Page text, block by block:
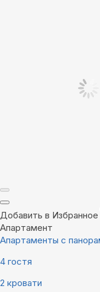
Добавить в Избранное
Апартамент
Апартаменты с
4 гостя
2 кровати